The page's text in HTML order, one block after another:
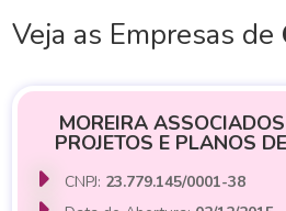
Veja as Empresas de
MOREIRA
PROJETOS E PLANOS
CNPJ: 23.779.145/0001-38